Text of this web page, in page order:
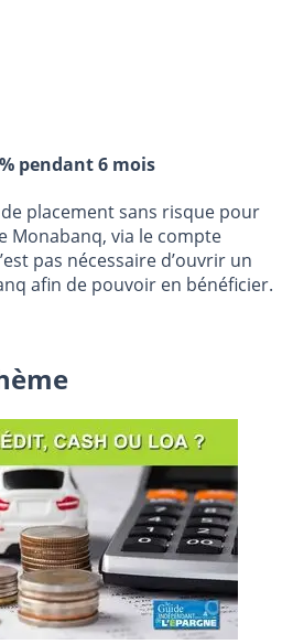
pendant 6 mois
placement sans risque pour
Monabanq, via le compte
pas nécessaire d’ouvrir un
afin de pouvoir en bénéficier.